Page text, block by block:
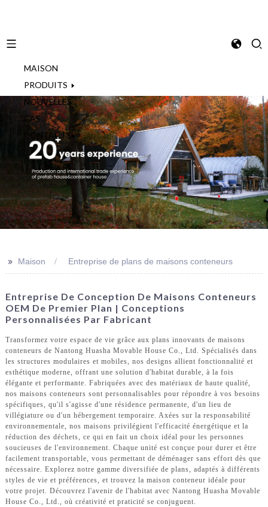
MAISON
PRODUITS
NOUVELLES
CAS
CONTACTS
>> Maison Entreprise de plans de maisons conteneurs
Entreprise De Conception De Maisons Conteneurs
OEM De Premier Plan | Conceptions
Personnalisées Par Fabricant
Transformez votre espace de vie grâce aux plans innovants de maisons
conteneurs de Nantong Huasha Movable House Co., Ltd. Spécialisés dans
les structures modulaires et mobiles, nos designs allient fonctionnalité et
esthétique moderne, offrant une solution d'habitat durable, à la fois
élégante et performante. Fabriquées avec des matériaux de haute qualité,
nos maisons conteneurs sont personnalisables pour répondre à vos besoins
spécifiques, qu'il s'agisse d'une résidence permanente, d'un lieu de
villégiature ou d'un hébergement temporaire. Axées sur la responsabilité
environnementale, nos maisons privilégient l'efficacité énergétique et la
réduction des déchets, ce qui en fait un choix idéal pour les personnes
soucieuses de l'environnement. Chaque unité est conçue pour durer et être
facilement transportable, vous permettant de déménager sans effort dès que
nécessaire. Explorez notre gamme diversifiée de plans, adaptés à différents
styles de vie et préférences, et trouvez la maison conteneur idéale pour
votre projet. Découvrez l'avenir de l'habitat avec Nantong Huasha Movable
House Co., Ltd., où créativité et praticité se conjuguent.